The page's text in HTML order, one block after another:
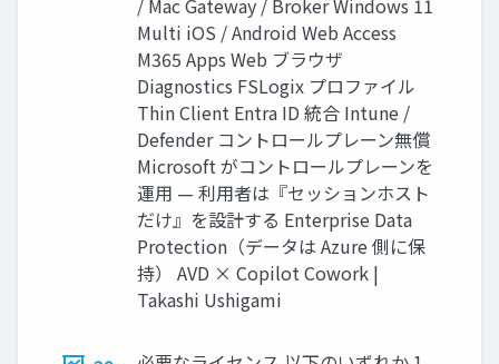
/ Mac Gateway / Broker Windows 11
Multi iOS / Android Web Access
M365 Apps Web ブラウザ
Diagnostics FSLogix プロファイル
Thin Client Entra ID 統合 Intune /
Defender コントロールプレーン無償
Microsoft がコントロールプレーンを
運用 — 利用者は『セッションホスト
だけ』を設計する Enterprise Data
Protection（データは Azure 側に保
持） AVD × Copilot Cowork |
Takashi Ushigami